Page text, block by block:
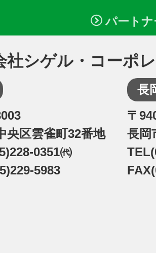
パートナ
社シゲル・コーポ
央区雲雀町32番地
0351㈹
5983
長
〒
長岡